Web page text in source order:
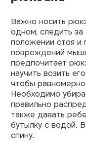
Важно носить
одном, следить
положении стоя и
повреждений
предпочитает
научить возить
чтобы равномерно
Необходимо
правильно
также давать
бутылку с водой.
спину.